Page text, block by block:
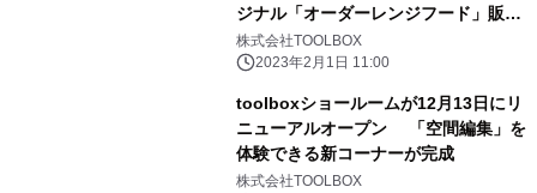
ジナル「オーダーレンジフード」販売
開始
株式会社TOOLBOX
2023年2月1日 11:00
toolboxショールームが12月13日にリ
ニューアルオープン 「空間編集」を
体験できる新コーナーが完成
株式会社TOOLBOX